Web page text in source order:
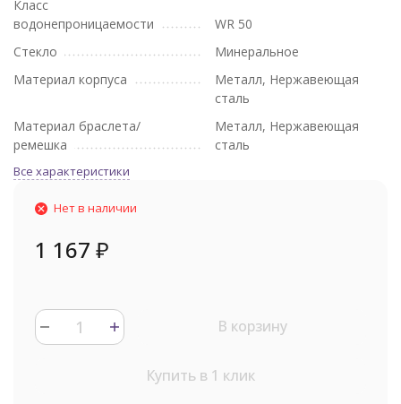
Класс
водонепроницаемости
WR 50
Стекло
Минеральное
Материал корпуса
Металл, Нержавеющая
сталь
Материал браслета/
ремешка
Металл, Нержавеющая
сталь
Все характеристики
Нет в наличии
1 167 ₽
В корзину
Купить в 1 клик